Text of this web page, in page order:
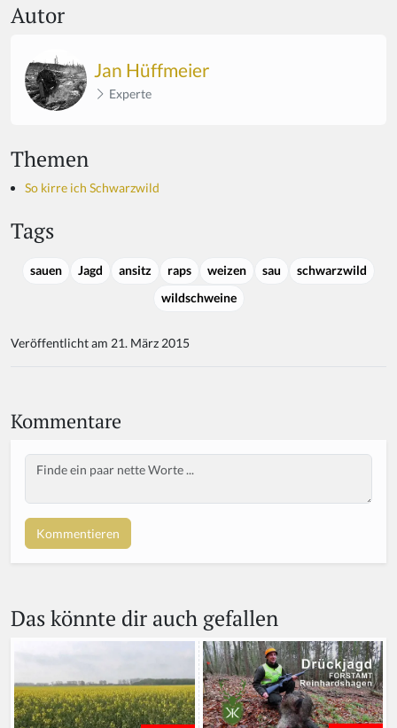
Autor
Jan Hüffmeier
Experte
Themen
So kirre ich Schwarzwild
Tags
sauen Jagd ansitz raps weizen sau
schwarzwild
wildschweine
Veröffentlicht am 21. März 2015
Kommentare
Body
Das könnte dir auch gefallen